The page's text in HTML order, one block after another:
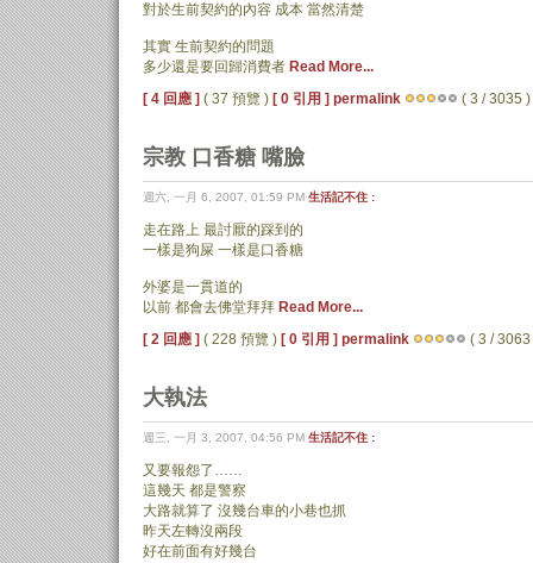
對於生前契約的內容 成本 當然清楚
其實 生前契約的問題
多少還是要回歸消費者 Read More...
[ 4 回應 ] ( 37 預覽 ) [ 0 引用 ] permalink ( 3 / 3035 )
宗教 口香糖 嘴臉
週六, 一月 6, 2007, 01:59 PM 生活記不住 :
走在路上 最討厭的踩到的
一樣是狗屎 一樣是口香糖
外婆是一貫道的
以前 都會去佛堂拜拜 Read More...
[ 2 回應 ] ( 228 預覽 ) [ 0 引用 ] permalink ( 3 / 3063
大執法
週三, 一月 3, 2007, 04:56 PM 生活記不住 :
又要報怨了……
這幾天 都是警察
大路就算了 沒幾台車的小巷也抓
昨天左轉沒兩段
好在前面有好幾台